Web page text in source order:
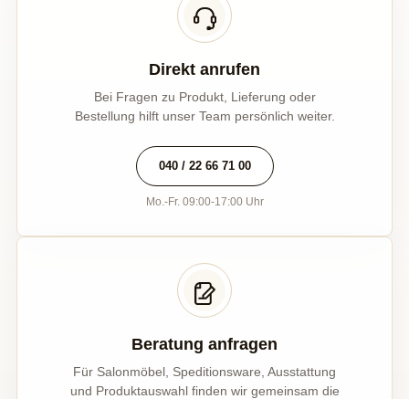
Direkt anrufen
Bei Fragen zu Produkt, Lieferung oder
Bestellung hilft unser Team persönlich weiter.
040 / 22 66 71 00
Mo.-Fr. 09:00-17:00 Uhr
Beratung anfragen
Für Salonmöbel, Speditionsware, Ausstattung
und Produktauswahl finden wir gemeinsam die